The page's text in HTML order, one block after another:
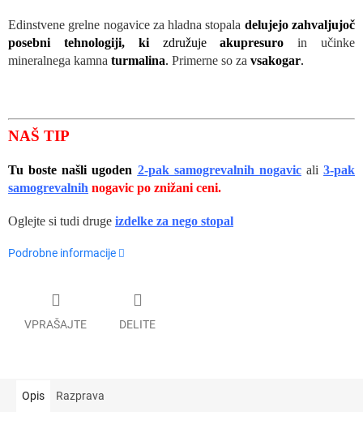
Edinstvene grelne nogavice za hladna stopala delujejo zahvaljujoč
posebni tehnologiji, ki združujeakupresuroin učinke
mineralnega kamna turmalina. Primerne so za vsakogar.
NAŠ TIP
Tu boste našli ugoden 2-pak samogrevalnih nogavicali 3-pak
samogrevalnih nogavic po znižani ceni.
Oglejte si tudi druge izdelke za nego stopal
Podrobne informacije
VPRAŠAJTE DELITE
Opis Razprava